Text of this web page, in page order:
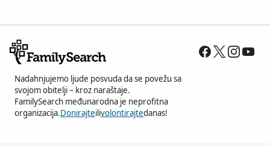
Nadahnjujemo ljude posvuda da se povežu sa
svojom obitelji – kroz naraštaje.
FamilySearch međunarodna je neprofitna
organizacija.Donirajteilivolontirajtedanas!